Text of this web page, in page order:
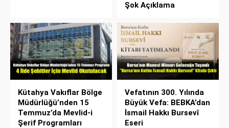
Şok Açıklama
Kütahya Vakıflar Bölge
Müdürlüğü’nden 15
Temmuz’da Mevlid-i
Şerif Programları
Vefatının 300. Yılında
Büyük Vefa: BEBKA’dan
İsmail Hakkı Bursevî
Eseri